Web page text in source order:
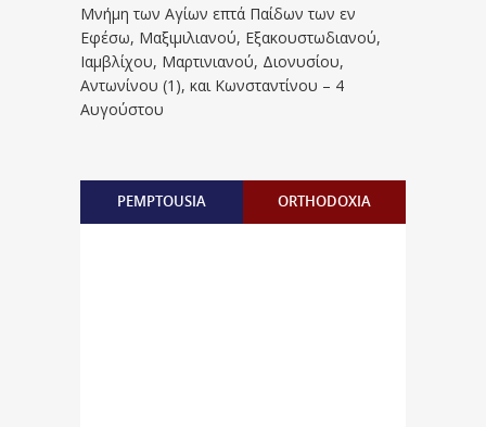
Μνήμη των Aγίων επτά Παίδων των εν
Eφέσω, Mαξιμιλιανού, Eξακουστωδιανού,
Iαμβλίχου, Mαρτινιανού, Διονυσίου,
Aντωνίνου (1), και Kωνσταντίνου – 4
Αυγούστου
PEMPTOUSIA ORTHODOXIA